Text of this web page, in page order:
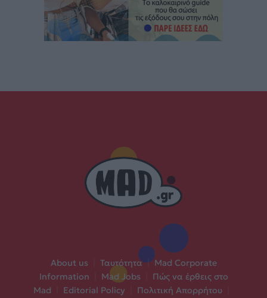
About us Ταυτότητα | Mad Corporate
Information
Mad Jobs
Πώς να έρθεις στο
Mad
Editorial Policy Πολιτική Απορρήτου